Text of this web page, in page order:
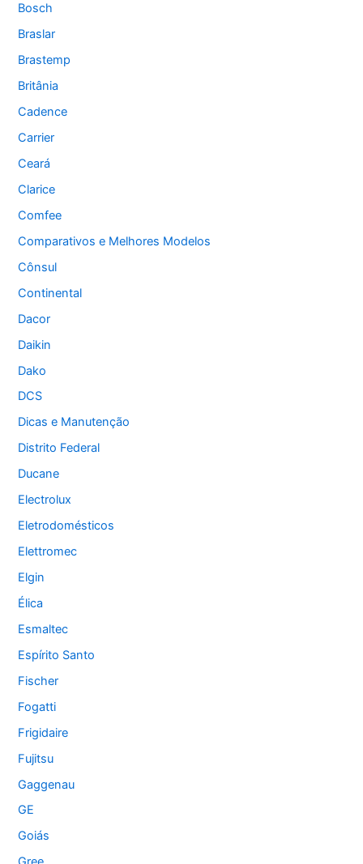
Bosch
Braslar
Brastemp
Britânia
Cadence
Carrier
Ceará
Clarice
Comfee
Comparativos e Melhores Modelos
Cônsul
Continental
Dacor
Daikin
Dako
DCS
Dicas e Manutenção
Distrito Federal
Ducane
Electrolux
Eletrodomésticos
Elettromec
Elgin
Élica
Esmaltec
Espírito Santo
Fischer
Fogatti
Frigidaire
Fujitsu
Gaggenau
GE
Goiás